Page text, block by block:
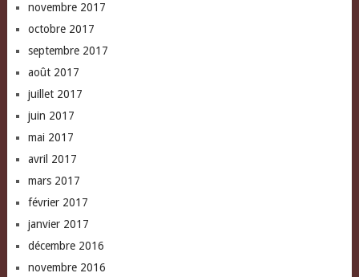
novembre 2017
octobre 2017
septembre 2017
août 2017
juillet 2017
juin 2017
mai 2017
avril 2017
mars 2017
février 2017
janvier 2017
décembre 2016
novembre 2016